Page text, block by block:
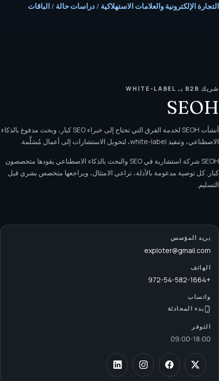
التجارة الإلكترونية والعلامات الاستهلاكية / دراسات حالة / الباقات
شريك B2B بـ WHITE-LABEL
SEOH
أنشأت SEOH لخدمة الفرق التي تحتاج إلى خبراء SEO كبار، وبحث مدفوع بالذكاء
الاصطناعي، وتنفيذ white-label، لتحويل الاستشارات إلى أعمال مُسَلَّمة.
SEOH شركة استشارية في SEO والبحث بالذكاء الاصطناعي يقودها متخصصون
كبار. كل توصية مدعومة بالأدلة، تراعي الامتثال، ويراجعها متخصص بشري قبل
التسليم.
بريد المؤسس
exploter@gmail.com
الهاتف
+972-54-582-1664
واتساب
بدء المحادثة
التوفر
09:00-18:00